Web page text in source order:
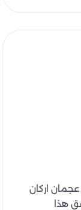
اركان
هذا